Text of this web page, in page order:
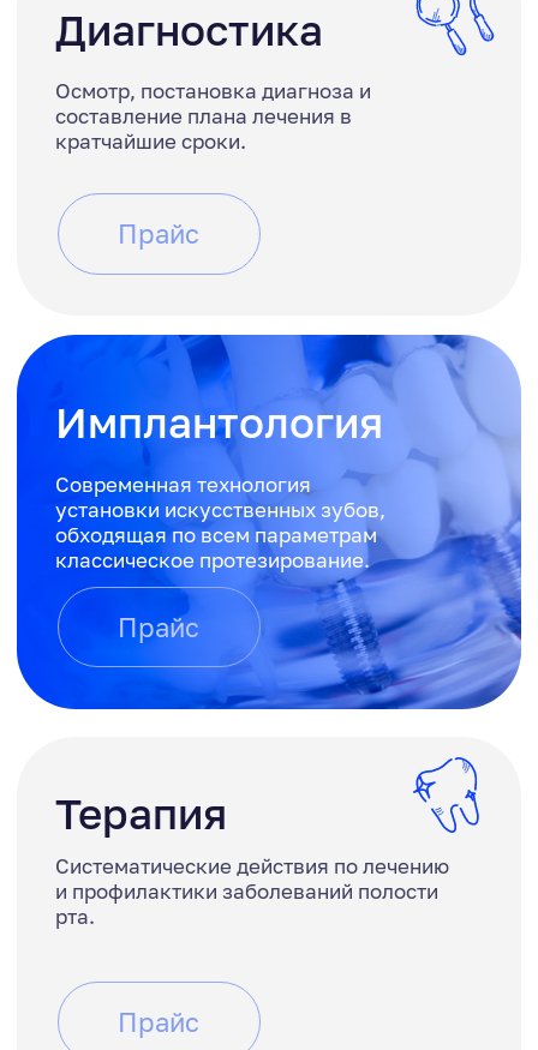
Протезирование
Создание индивидуального протеза для
пациента максимально повторяющие
Установка
виниров
Виниры частично либо полностью
исправляют нарушенную форму
или цвет зубов.
Прайс
на придание зубам эстетического вида.
Прайс
Профилактика, диагностика и лечение
заболеваний околозубных тканей.
Прайс